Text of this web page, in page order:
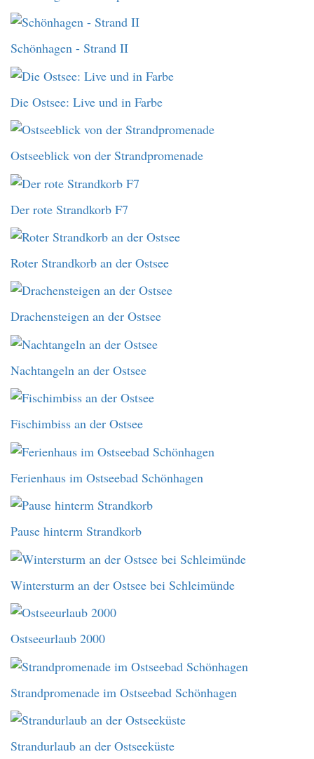
Schönhagen - Strand II
Die Ostsee: Live und in Farbe
Ostseeblick von der Strandpromenade
Der rote Strandkorb F7
Roter Strandkorb an der Ostsee
Drachensteigen an der Ostsee
Nachtangeln an der Ostsee
Fischimbiss an der Ostsee
Ferienhaus im Ostseebad Schönhagen
Pause hinterm Strandkorb
Wintersturm an der Ostsee bei Schleimünde
Ostseeurlaub 2000
Strandpromenade im Ostseebad Schönhagen
Strandurlaub an der Ostseeküste